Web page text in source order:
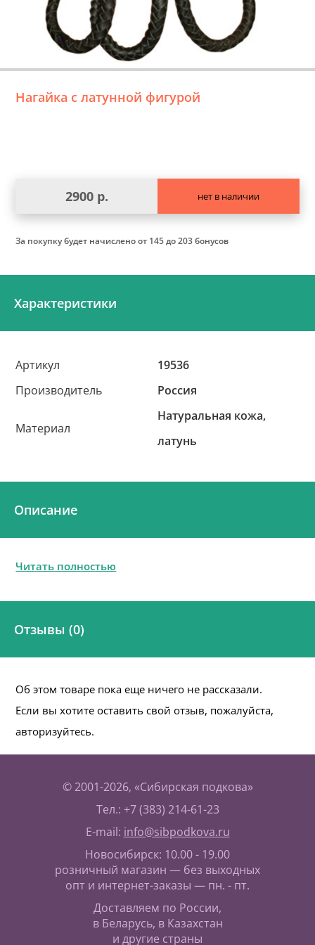
Нагайка с латунной фигурой
2900 р. нет в наличии
За покупку будет начисленоот 145 до 203 бонусов
Характеристики
Артикул
19536
Производитель
Россия
Материал
Натуральная кожа,
латунь
Описание
Читать полностью
Отзывы (0)
Об этом товаре пока еще ничего не рассказали.
Если вы хотите оставить свой отзыв, пожалуйста,
авторизуйтесь.
© 2001-2026, «Сибирская подкова»
Тел.: +7 (383) 214-61-23
E-mail: info@sibpodkova.ru
Новосибирск: 10.00 - 19.00
розничный магазин — без выходных
опт и интернет-заказы — пн. - пт.
Доставляем по России,
в Беларусь, в Казахстан
и другие страны